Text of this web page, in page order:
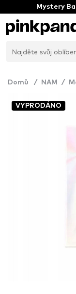
Mystery
Domů / NAM /
VYPRODÁNO